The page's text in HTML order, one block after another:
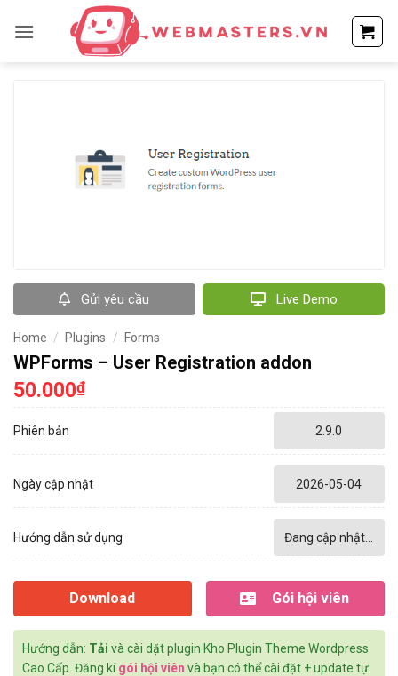
qua
Gửi yêu cầu Live Demo
Home / Plugins / Forms
WPForms – User Registration addon
50.000₫
Phiên bản 2.9.0
Ngày cập nhật 2026-05-04
Hướng dẫn sử dụng Đang cập nhật...
Download Gói hội viên
Hướng dẫn: Tải và cài dặt plugin Kho Plugin Theme Wordpress
Cao Cấp. Đăng kígói hội viên và bạn có thể cài đặt + update tự